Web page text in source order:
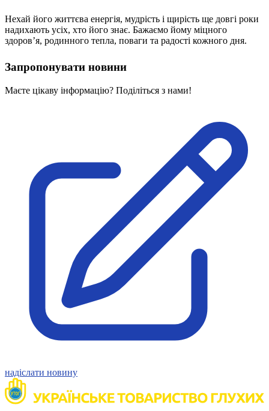
Нехай його життєва енергія, мудрість і щирість ще довгі роки
надихають усіх, хто його знає. Бажаємо йому міцного
здоров’я, родинного тепла, поваги та радості кожного дня.
Запропонувати новини
Маєте цікаву інформацію? Поділіться з нами!
надіслати новину